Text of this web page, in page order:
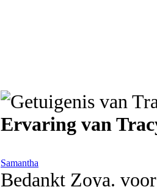
Ervaring van
Samantha
Bedankt Zoya.